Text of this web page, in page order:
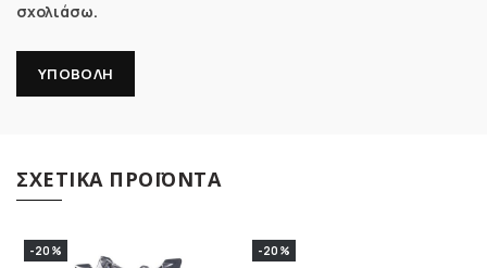
σχολιάσω.
ΣΧΕΤΙΚΆ ΠΡΟΪΌΝΤΑ
-20% -20%